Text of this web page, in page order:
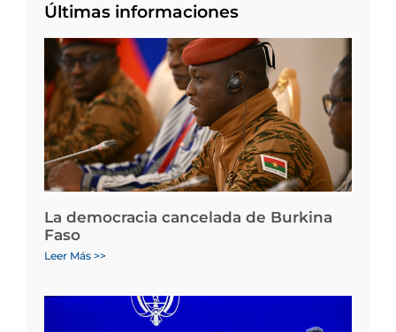
Últimas informaciones
La democracia cancelada de Burkina
Faso
Leer Más >>